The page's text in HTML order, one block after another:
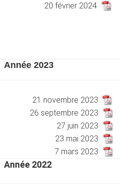
20 février 2024
Année 2023
21 novembre 2023
26 septembre 2023
27 juin 2023
23 mai 2023
7 mars 2023
Année 2022